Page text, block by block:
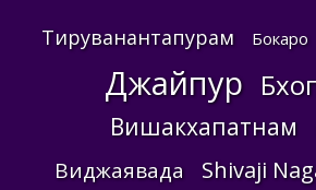
Тируванантапурам Бокаро
Джайпур
Вишакхапатнам
Виджаявада Shivaji